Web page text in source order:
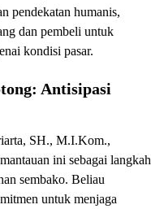
pendekatan humanis,
dan pembeli untuk
kondisi pasar.
Antisipasi
SH., M.I.Kom.,
ini sebagai langkah
sembako. Beliau
untuk menjaga